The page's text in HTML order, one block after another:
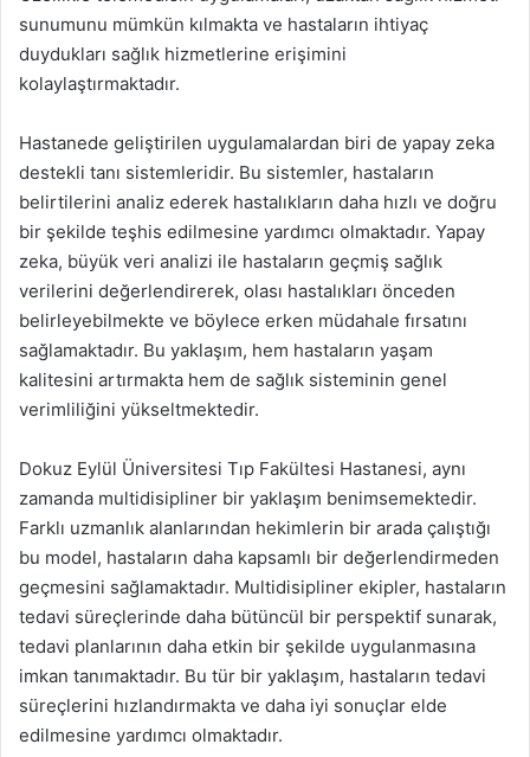
sunumunu mümkün kılmakta ve hastaların ihtiyaç
duydukları sağlık hizmetlerine erişimini
kolaylaştırmaktadır.
Hastanede geliştirilen uygulamalardan biri de yapay zeka
destekli tanı sistemleridir. Bu sistemler, hastaların
belirtilerini analiz ederek hastalıkların daha hızlı ve doğru
bir şekilde teşhis edilmesine yardımcı olmaktadır. Yapay
zeka, büyük veri analizi ile hastaların geçmiş sağlık
verilerini değerlendirerek, olası hastalıkları önceden
belirleyebilmekte ve böylece erken müdahale fırsatını
sağlamaktadır. Bu yaklaşım, hem hastaların yaşam
kalitesini artırmakta hem de sağlık sisteminin genel
verimliliğini yükseltmektedir.
Dokuz Eylül Üniversitesi Tıp Fakültesi Hastanesi, aynı
zamanda multidisipliner bir yaklaşım benimsemektedir.
Farklı uzmanlık alanlarından hekimlerin bir arada çalıştığı
bu model, hastaların daha kapsamlı bir değerlendirmeden
geçmesini sağlamaktadır. Multidisipliner ekipler, hastaların
tedavi süreçlerinde daha bütüncül bir perspektif sunarak,
tedavi planlarının daha etkin bir şekilde uygulanmasına
imkan tanımaktadır. Bu tür bir yaklaşım, hastaların tedavi
süreçlerini hızlandırmakta ve daha iyi sonuçlar elde
edilmesine yardımcı olmaktadır.